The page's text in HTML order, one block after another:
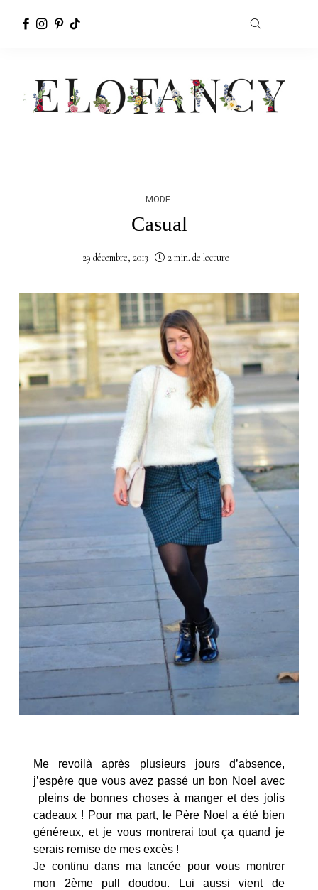
MODE
Casual
29 décembre, 2013 2 min. de lecture
Me revoilà après plusieurs jours d’absence,
j’espère que vous avez passé un bon Noel avec
pleins de bonnes choses à manger et des jolis
cadeaux ! Pour ma part, le Père Noel a été bien
généreux, et je vous montrerai tout ça quand je
serais remise de mes excès !
Je continu dans ma lancée pour vous montrer
mon 2ème pull doudou. Lui aussi vient de